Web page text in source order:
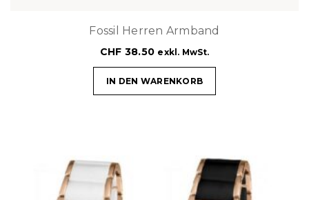
Fossil Herren Armband
CHF 38.50 exkl. MwSt.
IN DEN WARENKORB